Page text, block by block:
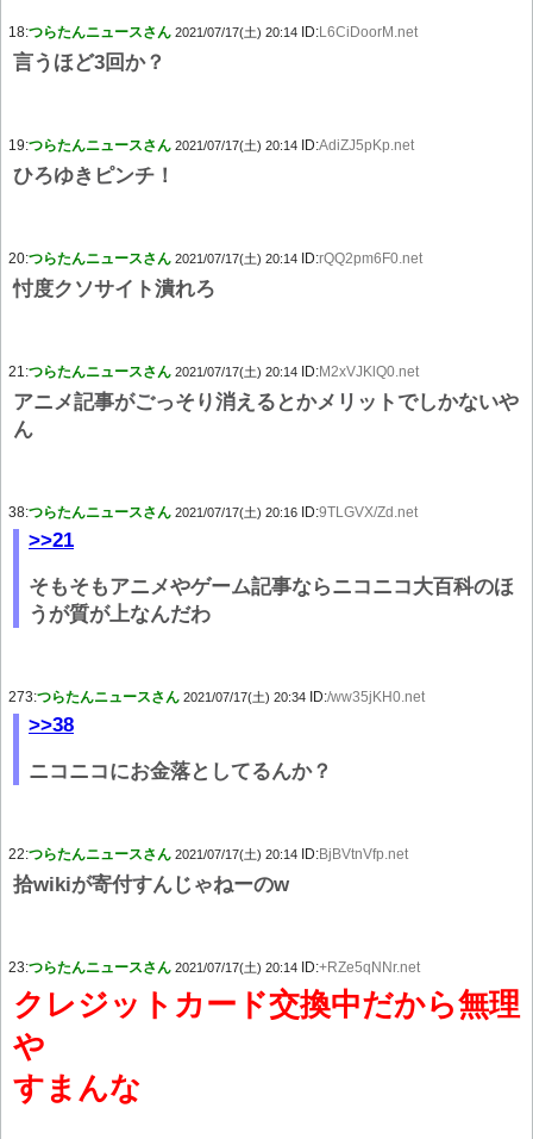
18:つらたんニュースさん 2021/07/17(土) 20:14 ID:L6CiDoorM.net
言うほど3回か？
19:つらたんニュースさん 2021/07/17(土) 20:14 ID:AdiZJ5pKp.net
ひろゆきピンチ！
20:つらたんニュースさん 2021/07/17(土) 20:14 ID:rQQ2pm6F0.net
忖度クソサイト潰れろ
21:つらたんニュースさん 2021/07/17(土) 20:14 ID:M2xVJKlQ0.net
アニメ記事がごっそり消えるとかメリットでしかないや
ん
38:つらたんニュースさん 2021/07/17(土) 20:16 ID:9TLGVX/Zd.net
>>21
そもそもアニメやゲーム記事ならニコニコ大百科のほ
うが質が上なんだわ
273:つらたんニュースさん 2021/07/17(土) 20:34 ID:/ww35jKH0.net
>>38
ニコニコにお金落としてるんか？
22:つらたんニュースさん 2021/07/17(土) 20:14 ID:BjBVtnVfp.net
拾wikiが寄付すんじゃねーのw
23:つらたんニュースさん 2021/07/17(土) 20:14 ID:+RZe5qNNr.net
クレジットカード交換中だから無理
や
すまんな